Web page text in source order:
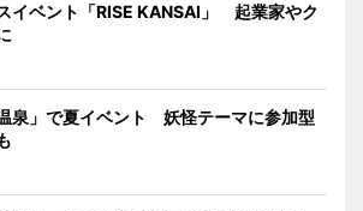
イベント「RISE KANSAI」 起業家やク
泉」で夏イベント 妖怪テーマに参加型